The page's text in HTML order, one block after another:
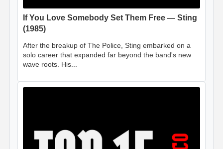
If You Love Somebody Set Them Free — Sting
(1985)
After the breakup of The Police, Sting embarked on a
solo career that expanded far beyond the band's new
wave roots. His...